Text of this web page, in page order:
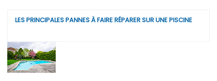
LES PRINCIPALES PANNES À FAIRE RÉPARER SUR UNE PISCINE